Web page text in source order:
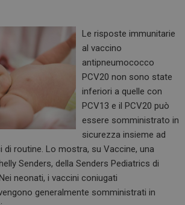
Le risposte immunitarie
al vaccino
antipneumococco
PCV20 non sono state
inferiori a quelle con
PCV13 e il PCV20 può
essere somministrato in
sicurezza insieme ad
di routine. Lo mostra, su Vaccine, una
Senders, della Senders Pediatrics di
neonati, i vaccini coniugati
generalmente somministrati in
funzionalità di base quali la
sulle pagine e l'accesso alle aree
sito. Il sito web non è in grado di
correttamente senza questi cookie.
FORNITORE /
DOMINIO
YouTube
5 mesi 4